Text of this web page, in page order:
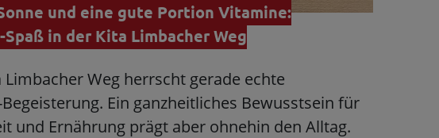
und eine gute Portion Vitamine:
in der Kita Limbacher Weg
Limbacher Weg herrscht gerade echte
Ein ganzheitliches Bewusstsein für
und Ernährung prägt aber ohnehin den Alltag.